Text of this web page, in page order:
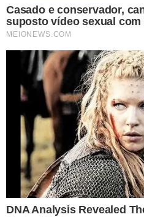
vítimas e
considerava que o
Cristo na terra. A sua
essa seita, seria a
Djidja era
Madalena e todos
dessa seita”,
Túlio ao repórter
Meio.